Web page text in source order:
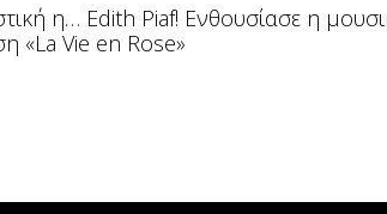
η… Edith Piaf! Ενθουσίασε η
«La Vie en Rose»